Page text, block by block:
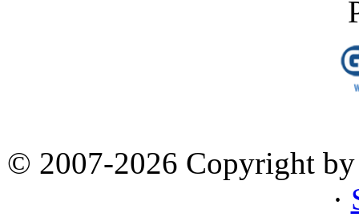
© 2007-2026 Copyright
·